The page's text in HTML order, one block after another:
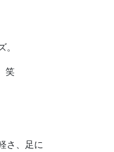
。
笑
さ、足に